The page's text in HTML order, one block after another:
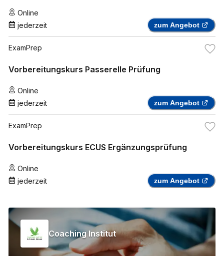
Online
jederzeit
zum Angebot
ExamPrep
Vorbereitungskurs Passerelle Prüfung
Online
jederzeit
zum Angebot
ExamPrep
Vorbereitungskurs ECUS Ergänzungsprüfung
Online
jederzeit
zum Angebot
Coaching Institut